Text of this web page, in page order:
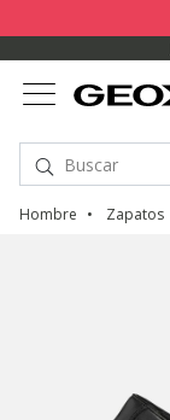
Hombre Zapatos